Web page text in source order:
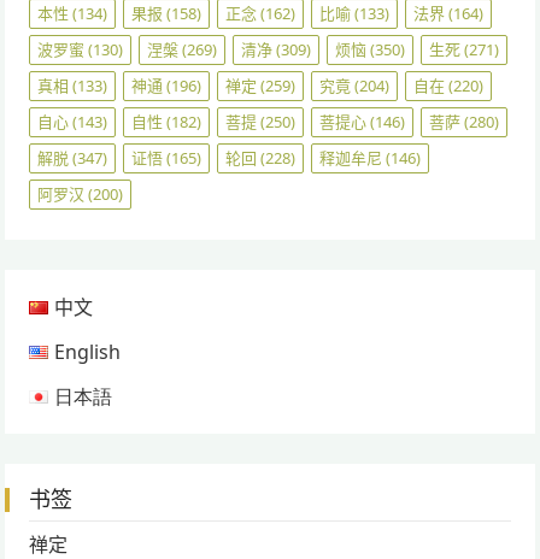
本性 (134) 果报 (158) 正念(162) 比喻(133) 法界(164)
波罗蜜 (130) 涅槃(269) 清净(309) 烦恼(350) 生死(271)
真相 (133) 神通 (196) 禅定 (259) 究竟(204) 自在(220)
自心(143) 自性 (182) 菩提(250) 菩提心(146) 菩萨(280)
解脱(347) 证悟(165) 轮回 (228) 释迦牟尼 (146)
阿罗汉 (200)
中文
English
日本語
书签
禅定